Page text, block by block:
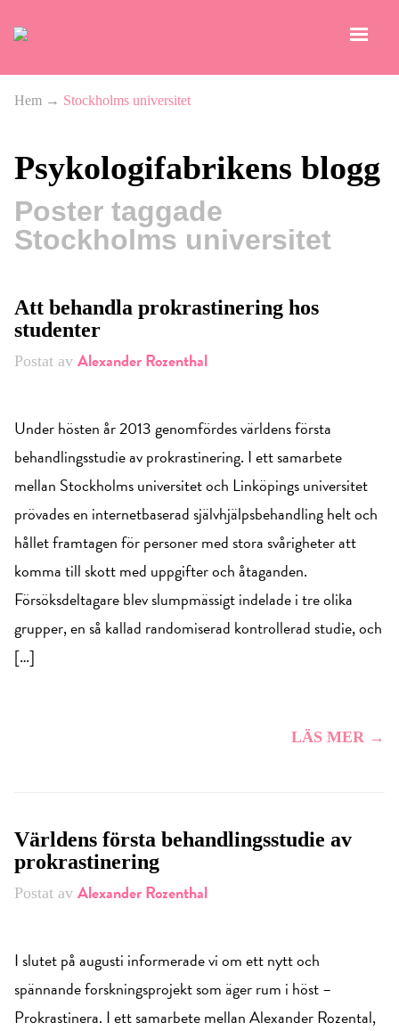
Hem → Stockholms universitet
Psykologifabrikens blogg
Poster taggade
Stockholms universitet
Att behandla prokrastinering hos
studenter
Postat av Alexander Rozenthal
Under hösten år 2013 genomfördes världens första
behandlingsstudie av prokrastinering. I ett samarbete
mellan Stockholms universitet och Linköpings universitet
prövades en internetbaserad självhjälpsbehandling helt och
hållet framtagen för personer med stora svårigheter att
komma till skott med uppgifter och åtaganden.
Försöksdeltagare blev slumpmässigt indelade i tre olika
grupper, en så kallad randomiserad kontrollerad studie, och
[…]
LÄS MER →
Världens första behandlingsstudie av
prokrastinering
Postat av Alexander Rozenthal
I slutet på augusti informerade vi om ett nytt och
spännande forskningsprojekt som äger rum i höst –
Prokrastinera. I ett samarbete mellan Alexander Rozental,